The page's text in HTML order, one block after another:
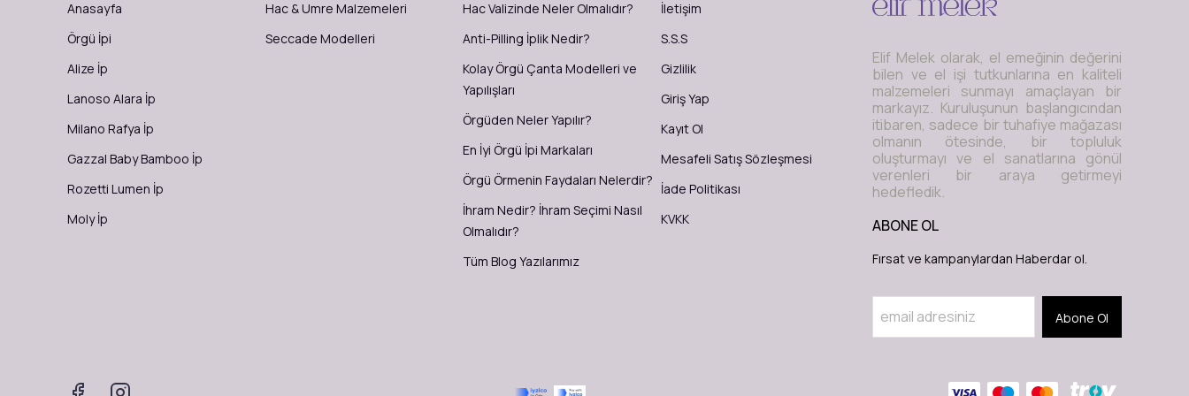
Anasayfa
Örgü İpi
Alize İp
Lanoso Alara İp
Milano Rafya İp
Gazzal Baby Bamboo İp
Rozetti Lumen İp
Moly İp
Hac & Umre Malzemeleri
Seccade Modelleri
Hac Valizinde Neler Olmalıdır?
Anti-Pilling İplik Nedir?
Kolay Örgü Çanta Modelleri ve
Yapılışları
Örgüden Neler Yapılır?
En İyi Örgü İpi Markaları
Örgü Örmenin Faydaları Nelerdir?
İhram Nedir? İhram Seçimi Nasıl
Olmalıdır?
Tüm Blog Yazılarımız
İletişim
S.S.S
Gizlilik
Giriş Yap
Kayıt Ol
Mesafeli Satış Sözleşmesi
İade Politikası
KVKK
Elif Melek olarak, el emeğinin değerini
bilen ve el işi tutkunlarına en kaliteli
malzemeleri sunmayı amaçlayan bir
markayız. Kuruluşunun başlangıcından
itibaren, sadece bir tuhafiye mağazası
olmanın ötesinde, bir topluluk
oluşturmayı ve el sanatlarına gönül
verenleri bir araya getirmeyi
hedefledik.
ABONE OL
Fırsat ve kampanylardan Haberdar ol.
Abone Ol